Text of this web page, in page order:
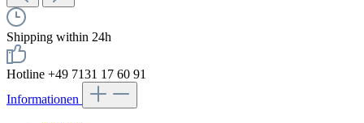
Shipping within 24h
Hotline +49 7131 17 60 91
Informationen